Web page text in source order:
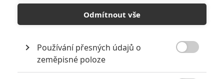
Galerie k filmu Anthropoid
« Předchozí
Odmítnout vše
Používání přesných údajů o
zeměpisné poloze